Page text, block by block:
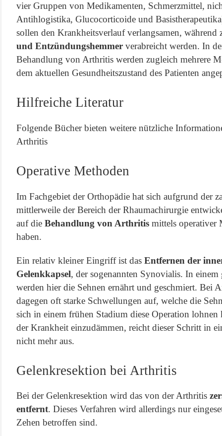
vier Gruppen von Medikamenten, Schmerzmittel,
Antihlogistika, Glucocorticoide und
sollen den Krankheitsverlauf verlangsamen,
und Entzündungshemmer verabreicht werden. In
Behandlung von Arthritis werden zugleich mehrere
dem aktuellen Gesundheitszustand des Patienten
Hilfreiche Literatur
Folgende Bücher bieten weitere nützliche
Arthritis
Operative Methoden
Im Fachgebiet der Orthopädie hat sich aufgrund der
mittlerweile der Bereich der Rhaumachirurgie
auf die Behandlung von Arthritis mittels operativer
haben.
Ein relativ kleiner Eingriff ist das Entfernen der
Gelenkkapsel, der sogenannten Synovialis. In einem
werden hier die Sehnen ernährt und geschmiert. Bei
dagegen oft starke Schwellungen auf, welche die
sich in einem frühen Stadium diese Operation
der Krankheit einzudämmen, reicht dieser Schritt in
nicht mehr aus.
Gelenkresektion bei Arthritis
Bei der Gelenkresektion wird das von der Arthritis
entfernt. Dieses Verfahren wird allerdings nur
Zehen betroffen sind.